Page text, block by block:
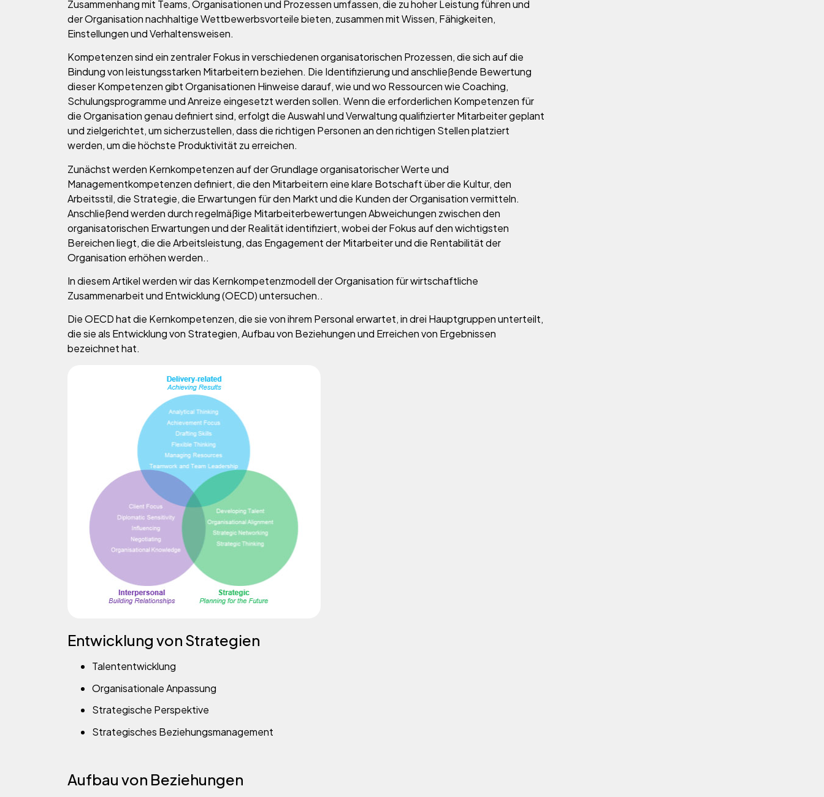
Zusammenhang mit Teams, Organisationen und Prozessen umfassen, die zu hoher Leistung führen und
der Organisation nachhaltige Wettbewerbsvorteile bieten, zusammen mit Wissen, Fähigkeiten,
Einstellungen und Verhaltensweisen.
Kompetenzen sind ein zentraler Fokus in verschiedenen organisatorischen Prozessen, die sich auf die
Bindung von leistungsstarken Mitarbeitern beziehen. Die Identifizierung und anschließende Bewertung
dieser Kompetenzen gibt Organisationen Hinweise darauf, wie und wo Ressourcen wie Coaching,
Schulungsprogramme und Anreize eingesetzt werden sollen. Wenn die erforderlichen Kompetenzen für
die Organisation genau definiert sind, erfolgt die Auswahl und Verwaltung qualifizierter Mitarbeiter geplant
und zielgerichtet, um sicherzustellen, dass die richtigen Personen an den richtigen Stellen platziert
werden, um die höchste Produktivität zu erreichen.
Zunächst werden Kernkompetenzen auf der Grundlage organisatorischer Werte und
Managementkompetenzen definiert, die den Mitarbeitern eine klare Botschaft über die Kultur, den
Arbeitsstil, die Strategie, die Erwartungen für den Markt und die Kunden der Organisation vermitteln.
Anschließend werden durch regelmäßige Mitarbeiterbewertungen Abweichungen zwischen den
organisatorischen Erwartungen und der Realität identifiziert, wobei der Fokus auf den wichtigsten
Bereichen liegt, die die Arbeitsleistung, das Engagement der Mitarbeiter und die Rentabilität der
Organisation erhöhen werden..
In diesem Artikel werden wir das Kernkompetenzmodell der Organisation für wirtschaftliche
Zusammenarbeit und Entwicklung (OECD) untersuchen..
Die OECD hat die Kernkompetenzen, die sie von ihrem Personal erwartet, in drei Hauptgruppen unterteilt,
die sie als Entwicklung von Strategien, Aufbau von Beziehungen und Erreichen von Ergebnissen
bezeichnet hat.
Entwicklung von Strategien
Talententwicklung
Organisationale Anpassung
Strategische Perspektive
Strategisches Beziehungsmanagement
Aufbau von Beziehungen